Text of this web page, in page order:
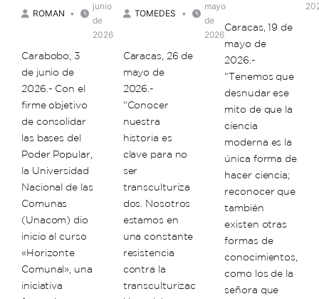
ROMAN
junio
de
2026
Carabobo, 3
de junio de
2026.- Con el
firme objetivo
de consolidar
las bases del
Poder Popular,
la Universidad
Nacional de las
Comunas
(Unacom) dio
inicio al curso
«Horizonte
Comunal», una
iniciativa
TOMEDES
mayo
de
2026
Caracas, 26 de
mayo de
2026.-
“Conocer
nuestra
historia es
clave para no
ser
transculturiza
dos. Nosotros
estamos en
una constante
resistencia
contra la
transculturizac
Caracas, 19 de
mayo de
2026.-
“Tenemos que
desnudar ese
mito de que la
ciencia
moderna es la
única forma de
hacer ciencia;
reconocer que
también
existen otras
formas de
conocimientos,
como los de la
señora que